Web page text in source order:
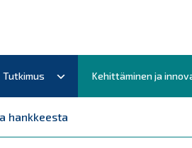
Tutkimus Kehittäminen ja
hankkeesta